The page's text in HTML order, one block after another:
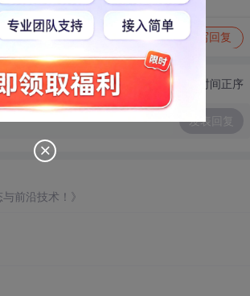
举报 写回复
切换为时间正序
发表回复
前沿技术！》